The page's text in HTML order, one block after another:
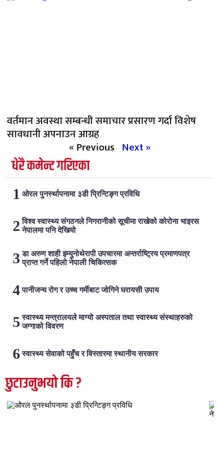
वर्तमान अवस्था सम्बन्धी समाचार प्रसारण गर्दा विशेष
सावधानी अपनाउन आग्रह
« Previous Next »
धेरै कमेन्ट गरिएका
ओरल पुनर्स्थापनामा ३डी प्रिन्टिङ्ग प्रविधि
विश्व स्वास्थ्य संगठनले निगरानीको सूचीमा राखेको कोरोना भाइरस
नेपालमा पनि देखियो
डा अरुण शाही इम्युनोथेरापी उपचारमा अन्तर्राष्ट्रिय प्रमाणपत्र
प्राप्त गर्ने पहिलो नेपाली चिकित्सक
पानीजन्य रोग र उच्च गर्मीबाट जोगिने घरायसी उपाय
स्वास्थ्य मन्त्रालयले माग्यो अस्पताल तथा स्वास्थ्य संस्थाहरुको
जग्गाको विवरण
स्वास्थ्य सेवाको पहुँच र विस्तारमा स्थानीय सरकार
छुटाउनुभयो कि ?